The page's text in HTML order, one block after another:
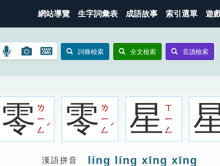
網站導覽 生字詞彙表 成語故事 索引選單 遊
語
搜
圖
示
圖
搜
圖
示
開
鍵
圖
詞條檢索 全文檢索 音讀檢索
零ㄌ
ㄧ
ㄥ
ˊ 零ㄌ
ㄧ
ㄥ
ˊ 星ㄒ
ㄧ
ㄥ
漢語拼音 líng líng xīng xīng